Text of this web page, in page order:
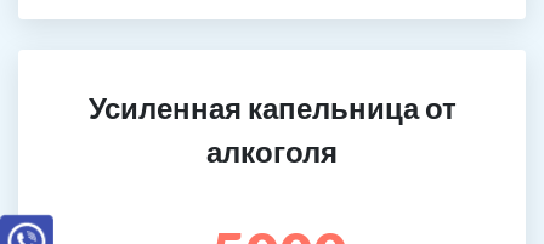
Усиленная капельница от
алкоголя